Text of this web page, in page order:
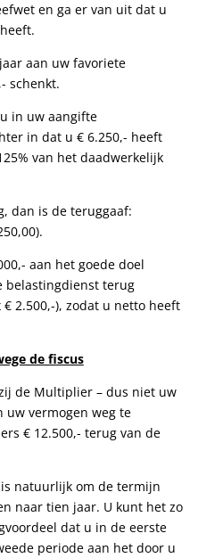
en ga er van uit dat u
aan uw favoriete
schenkt.
in uw aangifte
in dat u € 6.250,- heeft
van het daadwerkelijk
dan is de teruggaaf:
aan het goede doel
belastingdienst terug
€ 2.500,-), zodat u netto heeft
de fiscus
de Multiplier – dus niet uw
uw vermogen weg te
€ 12.500,- terug van de
natuurlijk om de termijn
naar tien jaar. U kunt het zo
dat u in de eerste
periode aan het door u